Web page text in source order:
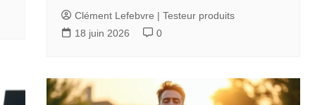
Clément Lefebvre | Testeur produits
18 juin 2026
0